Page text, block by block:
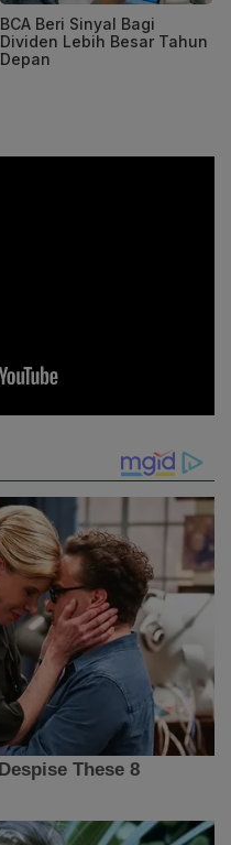
BCA Beri Sinyal Bagi
Dividen Lebih Besar Tahun
Depan